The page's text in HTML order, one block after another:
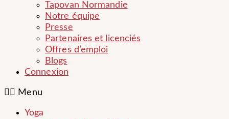
Tapovan Normandie
Notre équipe
Presse
Partenaires et licenciés
Offres d’emploi
Blogs
Connexion
Menu
Yoga